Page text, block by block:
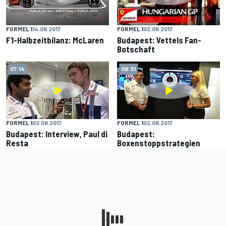
FORMEL 114.08.2017
F1-Halbzeitbilanz: McLaren
FORMEL 102.08.2017
Budapest: Vettels Fan-
Botschaft
07:14
FORMEL 102.08.2017
Budapest: Interview, Paul di
Resta
08:31
FORMEL 102.08.2017
Budapest:
Boxenstoppstrategien